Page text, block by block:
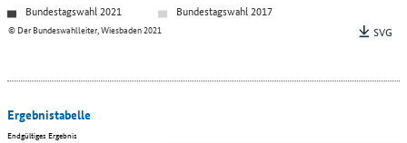
© Der Bundeswahlleiter, Wiesbaden 2021
Bundestagswahl 2021
Bundestagswahl 2017
SVG
Ergebnistabelle
Endgültiges Ergebnis